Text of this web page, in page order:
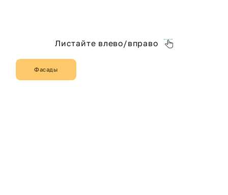
Листайте влево/вправо
Фасады